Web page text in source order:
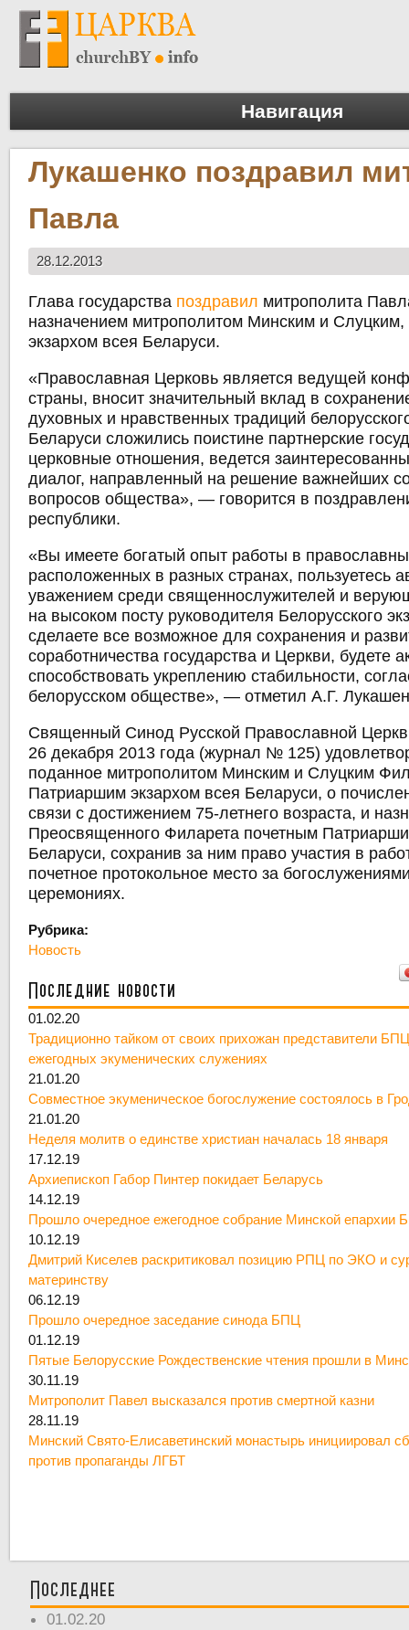
Навигация
Лукашенко поздравил
Павла
28.12.2013
Глава государства поздравил митрополита
назначением митрополитом Минским и
экзархом всея Беларуси.
«Православная Церковь является ведущей
страны, вносит значительный вклад в
духовных и нравственных традиций
Беларуси сложились поистине партнерские
церковные отношения, ведется
диалог, направленный на решение важнейших
вопросов общества», — говорится в
республики.
«Вы имеете богатый опыт работы в
расположенных в разных странах, пользуетесь
уважением среди священнослужителей и
на высоком посту руководителя Белорусского
сделаете все возможное для сохранения и
соработничества государства и Церкви, будете
способствовать укреплению стабильности,
белорусском обществе», — отметил А.Г.
Священный Синод Русской Православной
26 декабря 2013 года (журнал № 125)
поданное митрополитом Минским и Слуцким
Патриаршим экзархом всея Беларуси, о
связи с достижением 75-летнего возраста, и
Преосвященного Филарета почетным
Беларуси, сохранив за ним право участия в
почетное протокольное место за
церемониях.
Рубрика:
Новость
Последние новости
01.02.20
Традиционно тайком от своих прихожан представители
ежегодных экуменических служениях
21.01.20
Совместное экуменическое богослужение состоялось в
21.01.20
Неделя молитв о единстве христиан началась 18 января
17.12.19
Архиепископ Габор Пинтер покидает Беларусь
14.12.19
Прошло очередное ежегодное собрание Минской епархии
10.12.19
Дмитрий Киселев раскритиковал позицию РПЦ по ЭКО и
материнству
06.12.19
Прошло очередное заседание синода БПЦ
01.12.19
Пятые Белорусские Рождественские чтения прошли в
30.11.19
Митрополит Павел высказался против смертной казни
28.11.19
Минский Свято-Елисаветинский монастырь инициировал
против пропаганды ЛГБТ
Последнее
01.02.20